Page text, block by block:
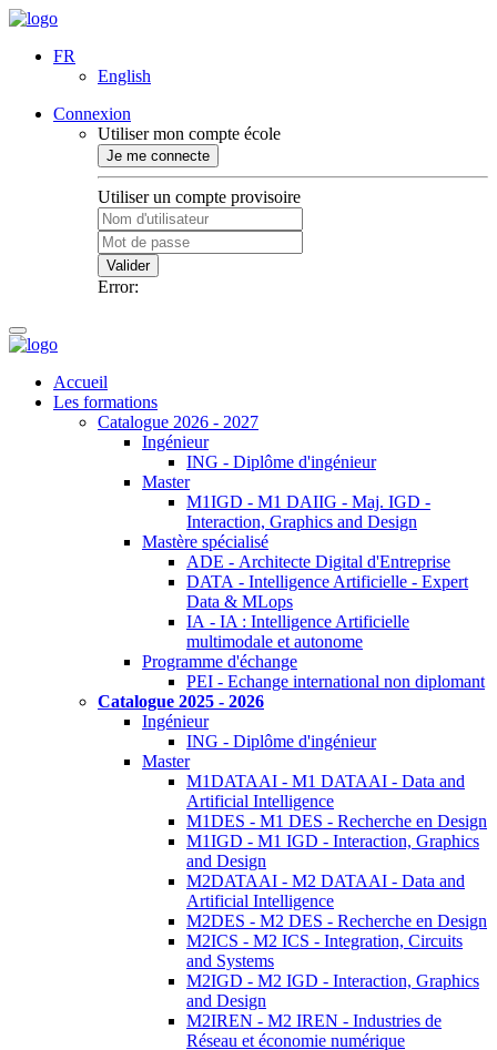
FR
English
Connexion
Utiliser mon compte école
Je me connecte
Utiliser un compte provisoire
Valider
Error:
Accueil
Les formations
Catalogue 2026 - 2027
Ingénieur
ING - Diplôme d'ingénieur
Master
M1IGD - M1 DAIIG - Maj. IGD -
Interaction, Graphics and Design
Mastère spécialisé
ADE - Architecte Digital d'Entreprise
DATA - Intelligence Artificielle - Expert
Data & MLops
IA - IA : Intelligence Artificielle
multimodale et autonome
Programme d'échange
PEI - Echange international non diplomant
Catalogue 2025 - 2026
Ingénieur
ING - Diplôme d'ingénieur
Master
M1DATAAI - M1 DATAAI - Data and
Artificial Intelligence
M1DES - M1 DES - Recherche en Design
M1IGD - M1 IGD - Interaction, Graphics
and Design
M2DATAAI - M2 DATAAI - Data and
Artificial Intelligence
M2DES - M2 DES - Recherche en Design
M2ICS - M2 ICS - Integration, Circuits
and Systems
M2IGD - M2 IGD - Interaction, Graphics
and Design
M2IREN - M2 IREN - Industries de
Réseau et économie numérique